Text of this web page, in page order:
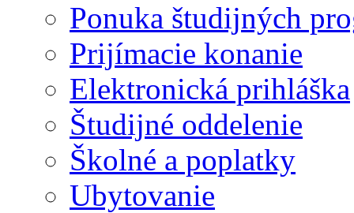
Ponuka študijných
Prijímacie konanie
Elektronická prihláška
Študijné oddelenie
Školné a poplatky
Ubytovanie